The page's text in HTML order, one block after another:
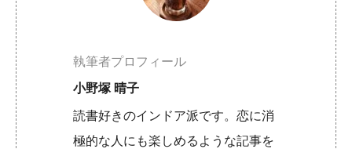
執筆者プロフィール
小野塚 晴子
読書好きのインドア派です。恋に消
極的な人にも楽しめるような記事を